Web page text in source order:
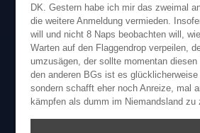
DK. Gestern habe ich mir das zweimal
die weitere Anmeldung vermieden.
will und nicht 8 Naps beobachten will,
Warten auf den Flaggendrop verpeilen,
umzusägen, der sollte momentan
den anderen BGs ist es
sondern schafft eher noch Anreize, mal
kämpfen als dumm im Niemandsland zu